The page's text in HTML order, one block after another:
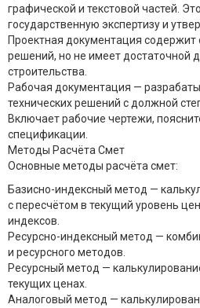
графической и текстовой частей.
государственную экспертизу и
Проектная документация содержит
решений, но не имеет достаточной
строительства.
Рабочая документация —
технических решений с должной
Включает рабочие чертежи,
спецификации.
Методы Расчёта Смет
Основные методы расчёта смет:
Базисно-индексный метод —
с пересчётом в текущий уровень
индексов.
Ресурсно-индексный метод —
и ресурсного методов.
Ресурсный метод —
текущих ценах.
Аналоговый метод —